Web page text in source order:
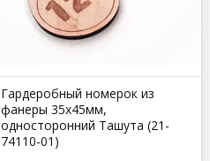
Гардеробный номерок из
фанеры 35х45мм,
односторонний Ташута (21-
74110-01)